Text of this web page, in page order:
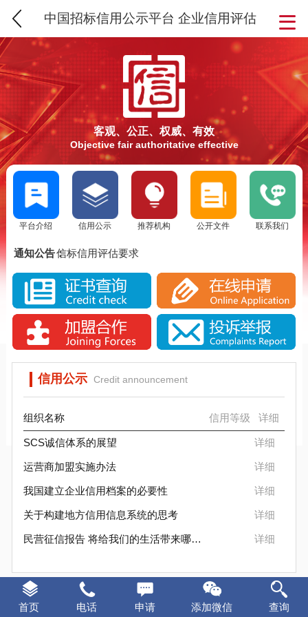
首页 电话 申请 添加微信 查询
中国招标信用公示平台 企业信用评估
客观、公正、权威、有效
Objective fair authoritative effective
平台介绍 信用公示 推荐机构 公开文件 联系我们
通知公告：信标信用评估要求
实施SCS诚信评估的意义
SCS信标信用评估背景分析
SCS信用评估是否被消费者认可？
信标信用评估要求
SCS信标信用评估流程
实施SCS诚信评估的意义
SCS信标信用评估背景分析
SCS信用评估是否被消费者认可？
信用公示 Credit announcement
组织名称 信用等级 详细
SCS诚信体系的展望 详细
运营商加盟实施办法 详细
我国建立企业信用档案的必要性 详细
关于构建地方信用信息系统的思考 详细
民营征信报告 将给我们的生活带来哪些变化 详细
证书样本Certificate sample